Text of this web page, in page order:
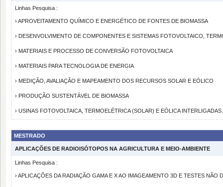
Linhas Pesquisa :
› APROVEITAMENTO QUÍMICO E ENERGÉTICO DE FONTES DE BIOMASSA
› DESENVOLVIMENTO DE COMPONENTES E SISTEMAS FOTOVOLTAICO,
› MATERIAIS E PROCESSO DE CONVERSÃO FOTOVOLTAICA
› MATERIAIS PARA TECNOLOGIA DE ENERGIA
› MEDIÇÃO, AVALIAÇÃO E MAPEAMENTO DOS RECURSOS SOLAR E EÓLICO
› PRODUÇÃO SUSTENTÁVEL DE BIOMASSA
› USINAS FOTOVOLTAICA, TERMOELÉTRICA (SOLAR) E EÓLICA
MESTRADO
APLICAÇÕES DE RADIOISÓTOPOS NA AGRICULTURA E MEIO-AMBIENTE
Linhas Pesquisa :
› APLICAÇÕES DA RADIAÇÃO GAMA E X AO IMAGEAMENTO 3D E TESTES NÃO